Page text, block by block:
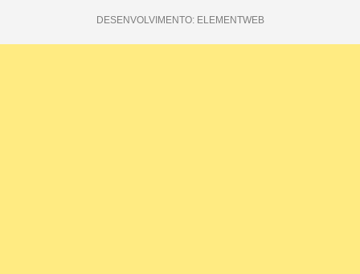
DESENVOLVIMENTO: ELEMENTWEB